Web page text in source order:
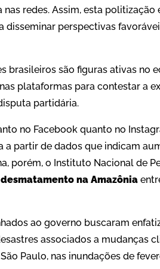
redes. Assim, esta politização
perspectivas
brasileiros são figuras ativas no
plataformas para contestar a
partidária.
no Facebook quanto no
a partir de dados que indicam
porém, o Instituto Nacional de
na Amazônia
ao governo buscaram
associados a mudanças
Paulo, nas inundações de